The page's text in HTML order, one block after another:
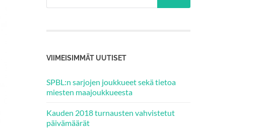
VIIMEISIMMÄT UUTISET
SPBL:n sarjojen joukkueet sekä tietoa
miesten maajoukkueesta
Kauden 2018 turnausten vahvistetut
päivämäärät